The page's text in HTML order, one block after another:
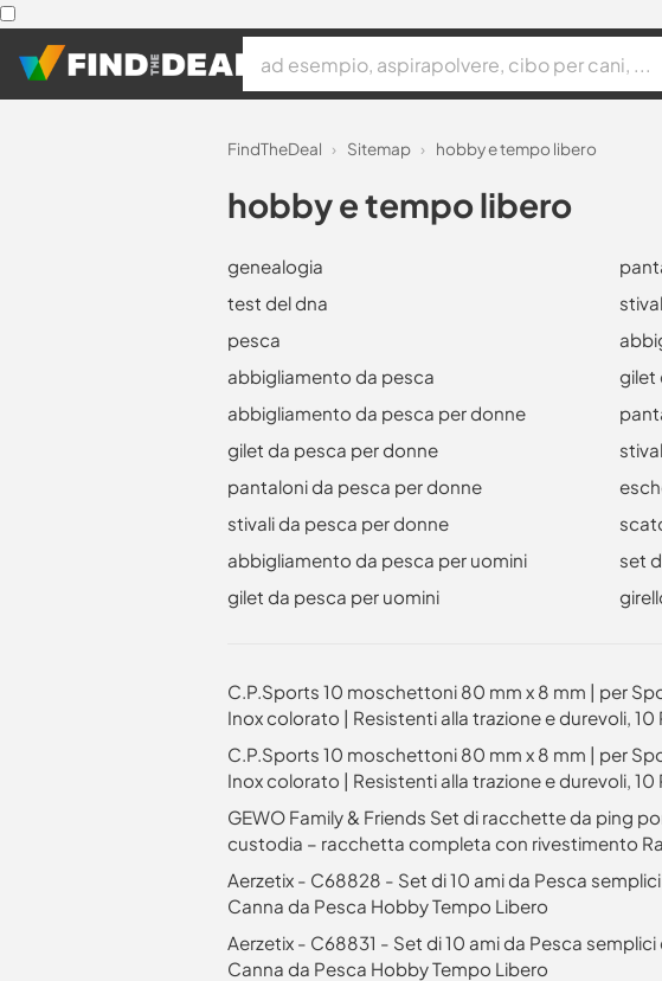
FindTheDeal › Sitemap › hobby e tempo libero
hobby e tempo libero
genealogia
test del dna
pesca
abbigliamento da pesca
abbigliamento da pesca per donne
gilet da pesca per donne
pantaloni da pesca per donne
stivali da pesca per donne
abbigliamento da pesca per uomini
gilet da pesca per uomini
gilet
set
C.P.Sports 10 moschettoni 80 mm x 8 mm | per
Inox colorato | Resistenti alla trazione e durevoli, 10
C.P.Sports 10 moschettoni 80 mm x 8 mm | per
Inox colorato | Resistenti alla trazione e durevoli, 10
GEWO Family & Friends Set di racchette da ping
custodia – racchetta completa con rivestimento
Aerzetix - C68828 - Set di 10 ami da Pesca
Canna da Pesca Hobby Tempo Libero
Aerzetix - C68831 - Set di 10 ami da Pesca
Canna da Pesca Hobby Tempo Libero